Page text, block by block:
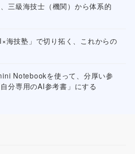
三級海技士（機関）から体系的
海技塾」で切り拓く、これからの
Notebookを使って、分厚い参
分専用のAI参考書」にする